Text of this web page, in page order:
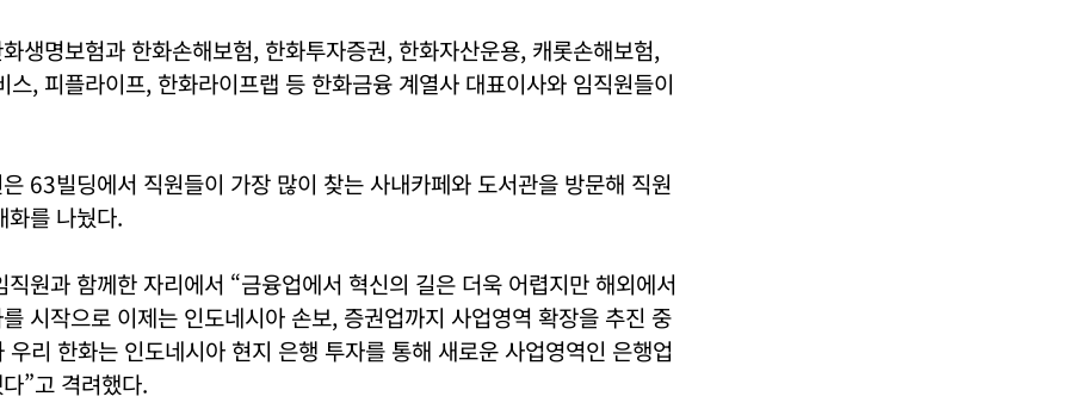
생명보험과 한화손해보험, 한화투자증권, 한화자산운용, 캐롯손해보험,
스, 피플라이프, 한화라이프랩 등 한화금융 계열사 대표이사와 임직원들이
63빌딩에서 직원들이 가장 많이 찾는 사내카페와 도서관을 방문해 직원
화를 나눴다.
원과 함께한 자리에서 “금융업에서 혁신의 길은 더욱 어렵지만 해외에서
시작으로 이제는 인도네시아 손보, 증권업까지 사업영역 확장을 추진 중
우리 한화는 인도네시아 현지 은행 투자를 통해 새로운 사업영역인 은행업
”고 격려했다.